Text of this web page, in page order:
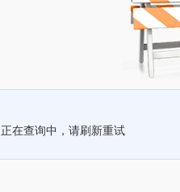
正在查询中，请刷新重试